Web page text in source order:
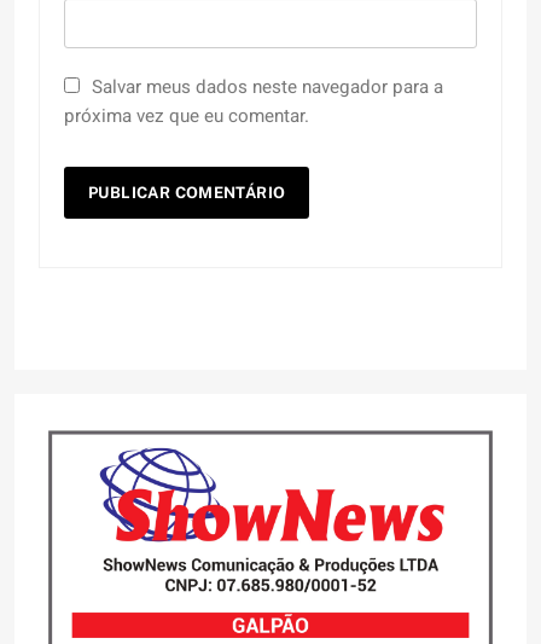
Salvar meus dados neste navegador para a
próxima vez que eu comentar.